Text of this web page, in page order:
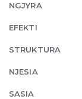
845
Dark
quantity
NGJYRA
EFEKTI
STRUKTURA
NJESIA
SASIA